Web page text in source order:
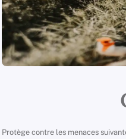
Protège contre les menaces